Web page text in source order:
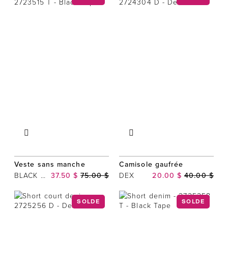
Veste sans manche
BLACK TAPE 37.50 $ 75.00 $
Camisole gaufrée
DEX 20.00 $ 40.00 $
SOLDE SOLDE